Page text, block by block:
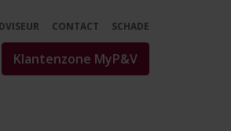
-
CONTACT SCHADE
Klantenzone MyP&V